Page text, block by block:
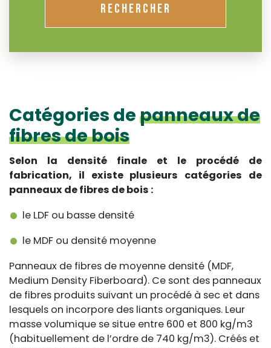
RECHERCHER
Catégories depanneaux de
fibres de bois
Selon la densité finale et le procédé de
fabrication, il existe plusieurs catégories de
panneaux de fibres de bois :
le LDF ou basse densité
le MDF ou densité moyenne
Panneaux de fibres de moyenne densité (MDF,
Medium Density Fiberboard). Ce sont des panneaux
de fibres produits suivant un procédé à sec et dans
lesquels on incorpore des liants organiques. Leur
masse volumique se situe entre 600 et 800 kg/m3
(habituellement de l’ordre de 740 kg/m3). Créés et